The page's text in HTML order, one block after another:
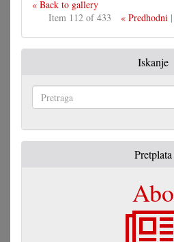
« Back to gallery
Item 112 of 433
« Predhodni|
Iskanje
Pretplata
Abo